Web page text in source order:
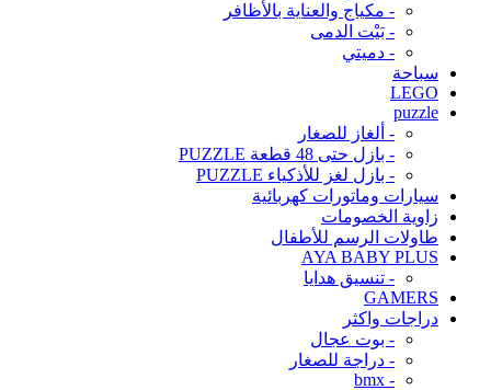
- مكياج والعناية بالأظافر
- بَيْت الدمى
- دميتي
سباحة
LEGO
puzzle
- ألغاز للصغار
- بازل حتى 48 قطعة PUZZLE
- بازل لغز للأذكياء PUZZLE
سيارات وماتورات كهربائية
زاوية الخصومات
طاولات الرسم للأطفال
AYA BABY PLUS
- تنسيق هدايا
GAMERS
دراجات واكثر
- بوت عجال
- دراجة للصغار
- bmx